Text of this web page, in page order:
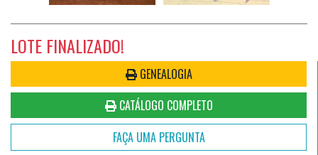
LOTE FINALIZADO!
GENEALOGIA
CATÁLOGO COMPLETO
FAÇA UMA PERGUNTA